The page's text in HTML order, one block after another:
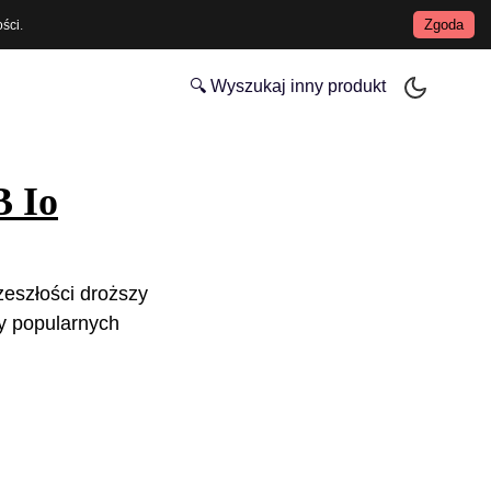
Zgoda
🔍 Wyszukaj inny produkt
Io
droższy
popularnych